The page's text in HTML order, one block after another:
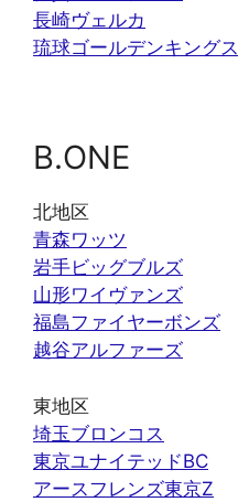
長崎ヴェルカ
琉球ゴールデンキングス
B.ONE
北地区
青森ワッツ
岩手ビッグブルズ
山形ワイヴァンズ
福島ファイヤーボンズ
越谷アルファーズ
東地区
埼玉ブロンコス
東京ユナイテッドBC
アースフレンズ東京Z